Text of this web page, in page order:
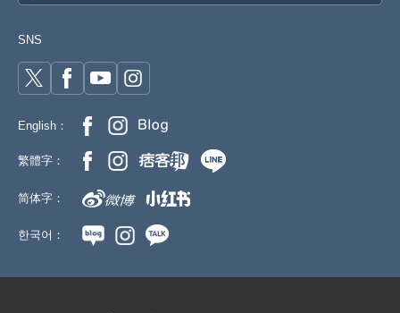
SNS
English：
繁體字：
简体字：
한국어：